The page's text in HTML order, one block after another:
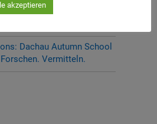
Launch der digitalen
Dachau Autumn School
Vermitteln.
akzeptieren